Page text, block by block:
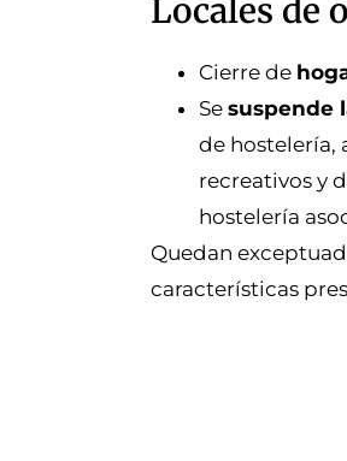
Locales de
Cierre de
Se suspende
de hostelería,
recreativos y
hostelería
Quedan
características